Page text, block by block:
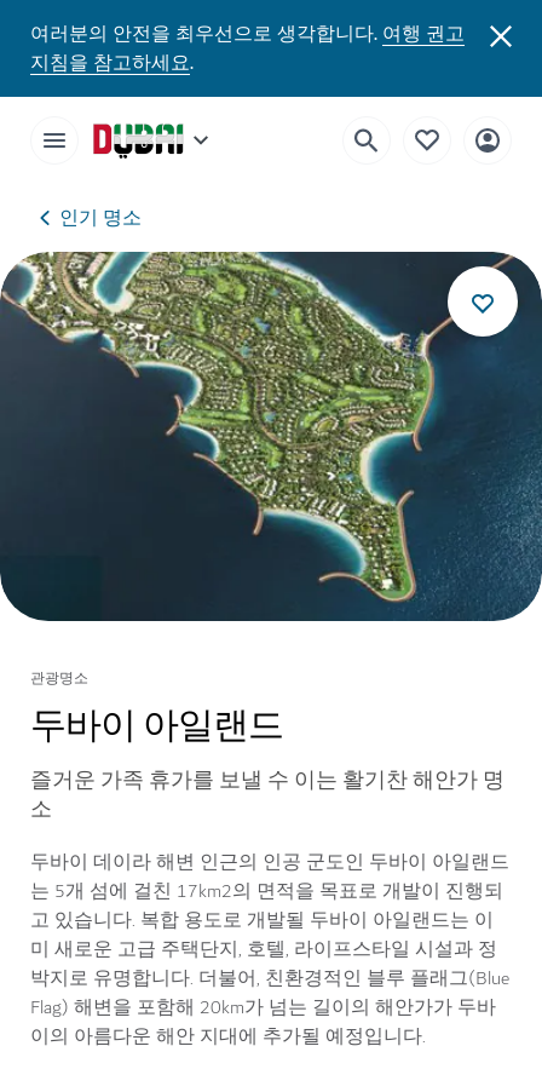
여러분의 안전을 최우선으로 생각합니다.여행 권고
지침을 참고하세요.
인기 명소
관광명소
두바이 아일랜드
즐거운 가족 휴가를 보낼 수 이는 활기찬 해안가 명
소
두바이 데이라 해변 인근의 인공 군도인 두바이 아일랜드
는 5개 섬에 걸친 17km2의 면적을 목표로 개발이 진행되
고 있습니다. 복합 용도로 개발될 두바이 아일랜드는 이
미 새로운 고급 주택단지, 호텔, 라이프스타일 시설과 정
박지로 유명합니다. 더불어, 친환경적인 블루 플래그(Blue
Flag) 해변을 포함해 20km가 넘는 길이의 해안가가 두바
이의 아름다운 해안 지대에 추가될 예정입니다.